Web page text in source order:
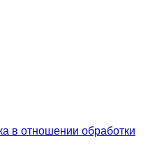
в отношении обработки